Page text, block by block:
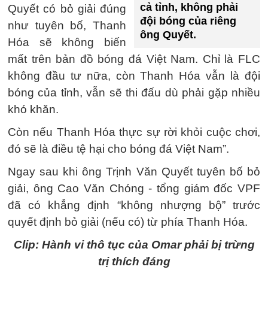
cả tỉnh, không phải
đội bóng của riêng
ông Quyết.
Quyết có bỏ giải đúng
như tuyên bố, Thanh
Hóa sẽ không biến
mất trên bản đồ bóng đá Việt Nam. Chỉ là FLC
không đầu tư nữa, còn Thanh Hóa vẫn là đội
bóng của tỉnh, vẫn sẽ thi đấu dù phải gặp nhiều
khó khăn.
Còn nếu Thanh Hóa thực sự rời khỏi cuộc chơi,
đó sẽ là điều tệ hại cho bóng đá Việt Nam”.
Ngay sau khi ông Trịnh Văn Quyết tuyên bố bỏ
giải, ông Cao Văn Chóng - tổng giám đốc VPF
đã có khẳng định “không nhượng bộ” trước
quyết định bỏ giải (nếu có) từ phía Thanh Hóa.
Clip: Hành vi thô tục của Omar phải bị trừng
trị thích đáng